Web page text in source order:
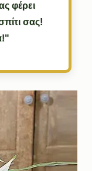
φέρει
σας!